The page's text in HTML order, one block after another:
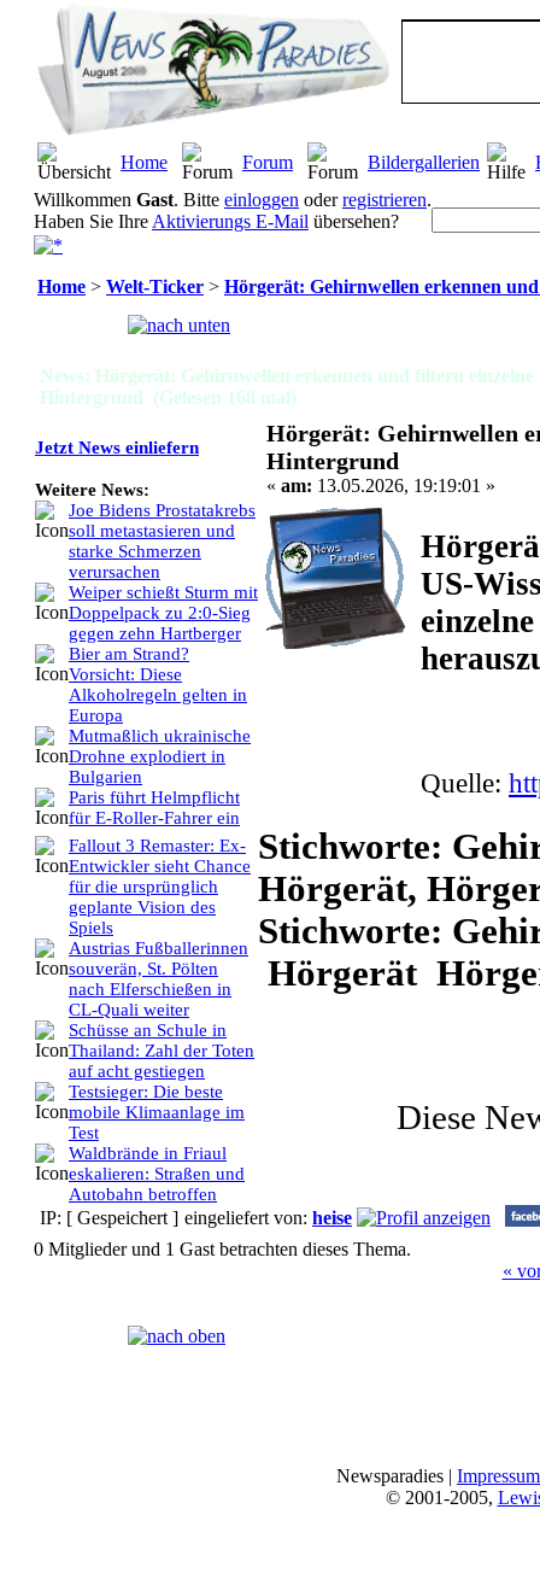
Home Forum Bildergallerien
Willkommen Gast. Bitte einloggen oderregistrieren.
Haben Sie Ihre Aktivierungs E-Mail übersehen?
Home > Welt-Ticker > Hörgerät: Gehirnwellen erkennen
News: Hörgerät: Gehirnwellen erkennen und filtern einzelne
Hintergrund (Gelesen 168 mal)
Jetzt News einliefern
Weitere News:
Joe Bidens Prostatakrebs
soll metastasieren und
starke Schmerzen
verursachen
Weiper schießt Sturm mit
Doppelpack zu 2:0-Sieg
gegen zehn Hartberger
Bier am Strand?
Vorsicht: Diese
Alkoholregeln gelten in
Europa
Mutmaßlich ukrainische
Drohne explodiert in
Bulgarien
Paris führt Helmpflicht
für E-Roller-Fahrer ein
Fallout 3 Remaster: Ex-
Entwickler sieht Chance
für die ursprünglich
geplante Vision des
Spiels
Austrias Fußballerinnen
souverän, St. Pölten
nach Elferschießen in
CL-Quali weiter
Schüsse an Schule in
Thailand: Zahl der Toten
auf acht gestiegen
Testsieger: Die beste
mobile Klimaanlage im
Test
Waldbrände in Friaul
eskalieren: Straßen und
Autobahn betroffen
Hörgerät: Gehirnwellen
Hintergrund
« am: 13.05.2026, 19:19:01 »
US-
Quelle:
Stichworte:
Hörgerät,
Stichworte:
Hörgerät
Diese
IP: [ Gespeichert ] eingeliefert von: heise
0 Mitglieder und 1 Gast betrachten dieses Thema.
«
Newsparadies | Impressum
© 2001-2005,